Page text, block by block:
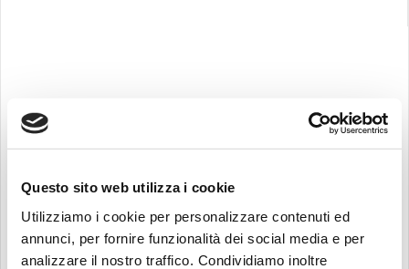
Questo sito web utilizza i cookie
Utilizziamo i cookie per personalizzare contenuti ed
annunci, per fornire funzionalità dei social media e per
analizzare il nostro traffico. Condividiamo inoltre